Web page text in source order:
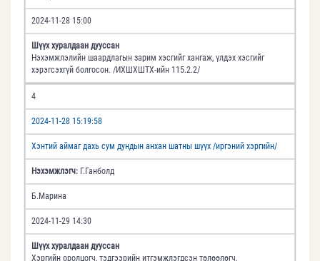
2024-11-28 15:00
Шүүх хуралдаан дууссан
Нэхэмжлэлийн шаардлагын зарим хэсгийг хангаж, үлдэх хэсгийг
хэрэгсэхгүй болгосон. /ИХШХШТХ-ийн 115.2.2/
4
2024-11-28 15:19:58
Хэнтий аймаг дахь сум дундын анхан шатны шүүх /иргэний хэргийн/
Нэхэмжлэгч: Г.Ганболд
Б.Марина
2024-11-29 14:30
Шүүх хуралдаан дууссан
Хэргийн оролцогч, тэдгээрийн итгэмжлэгдсэн төлөөлөгч,